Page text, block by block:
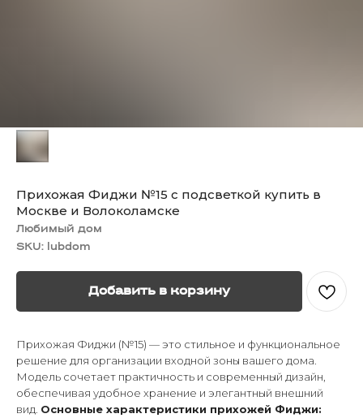
Прихожая Фиджи №15 с подсветкой купить в
Москве и Волоколамске
Любимый дом
SKU:
lubdom
Добавить в корзину
Прихожая Фиджи (№15) — это стильное и функциональное
решение для организации входной зоны вашего дома.
Модель сочетает практичность и современный дизайн,
обеспечивая удобное хранение и элегантный внешний
вид. Основные характеристики прихожей Фиджи: